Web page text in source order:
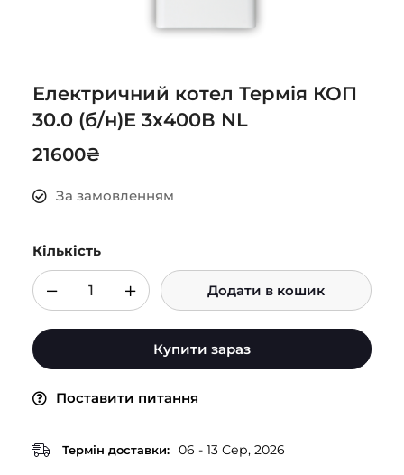
Електричний котел Термія КОП
30.0 (б/н)Е 3х400В NL
21600₴
За замовленням
Кількість
Додати в кошик
Купити зараз
Поставити питання
Термін доставки: 06 - 13 Сер, 2026